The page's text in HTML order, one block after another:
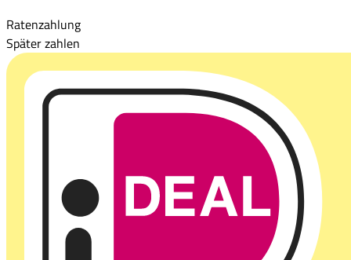
Ratenzahlung
Später zahlen